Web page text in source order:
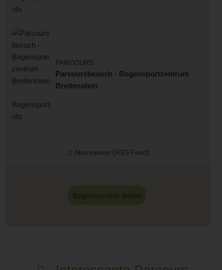
PARCOURS
Parcoursbesuch - Bogensportzentrum
Breitenstein
Abonnieren (RSS Feed)
Bogensportinfo finden